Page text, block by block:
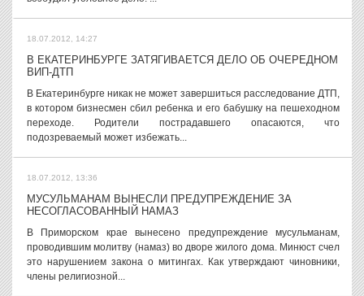
18.07.2012, 14:27
В ЕКАТЕРИНБУРГЕ ЗАТЯГИВАЕТСЯ ДЕЛО ОБ ОЧЕРЕДНОМ
ВИП-ДТП
В Екатеринбурге никак не может завершиться расследование ДТП,
в котором бизнесмен сбил ребенка и его бабушку на пешеходном
переходе. Родители пострадавшего опасаются, что
подозреваемый может избежать...
18.07.2012, 13:36
МУСУЛЬМАНАМ ВЫНЕСЛИ ПРЕДУПРЕЖДЕНИЕ ЗА
НЕСОГЛАСОВАННЫЙ НАМАЗ
В Приморском крае вынесено предупреждение мусульманам,
проводившим молитву (намаз) во дворе жилого дома. Минюст счел
это нарушением закона о митингах. Как утверждают чиновники,
члены религиозной...